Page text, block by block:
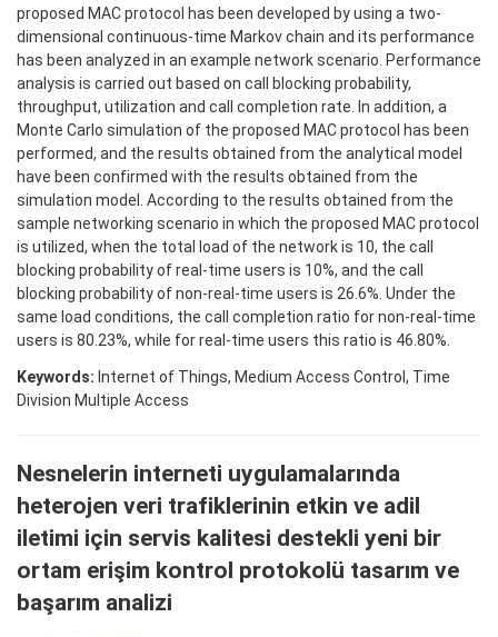
proposed MAC protocol has been developed by using a two-
dimensional continuous-time Markov chain and its performance
has been analyzed in an example network scenario. Performance
analysis is carried out based on call blocking probability,
throughput, utilization and call completion rate. In addition, a
Monte Carlo simulation of the proposed MAC protocol has been
performed, and the results obtained from the analytical model
have been confirmed with the results obtained from the
simulation model. According to the results obtained from the
sample networking scenario in which the proposed MAC protocol
is utilized, when the total load of the network is 10, the call
blocking probability of real-time users is 10%, and the call
blocking probability of non-real-time users is 26.6%. Under the
same load conditions, the call completion ratio for non-real-time
users is 80.23%, while for real-time users this ratio is 46.80%.
Keywords: Internet of Things, Medium Access Control, Time
Division Multiple Access
Nesnelerin interneti uygulamalarında
heterojen veri trafiklerinin etkin ve adil
iletimi için servis kalitesi destekli yeni bir
ortam erişim kontrol protokolü tasarım ve
başarım analizi